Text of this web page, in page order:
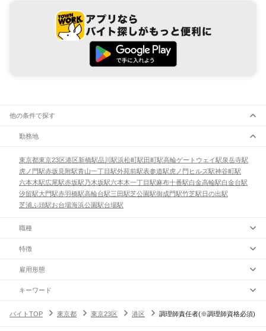
他の条件で探す
勤務地
東京都東京23区港区新橋駅品川駅浜松町駅田町駅高輪ゲートウェイ駅泉岳寺駅
虎ノ門駅赤坂見附駅青山一丁目駅外苑前駅表参道駅虎ノ門ヒルズ駅神谷町駅
六本木駅広尾駅赤坂駅 乃木坂駅六本木一丁目駅麻布十番駅白金高輪駅白金台駅
汐留駅大門駅赤羽橋駅高輪台駅三田駅芝公園駅御成門駅竹芝駅 日の出駅
芝浦ふ頭駅お台場海浜公園駅台場駅
職種
特徴
雇用形態
キーワード
バイトTOP 東京都 東京23区 港区 調理師責任者(※調理師資格必須)